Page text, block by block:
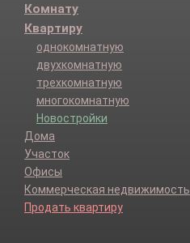
Комнату
Квартиру
однокомнатную
двухкомнатную
трехкомнатную
многокомнатную
Новостройки
Дома
Участок
Офисы
Коммерческая недвижимость
Продать квартиру